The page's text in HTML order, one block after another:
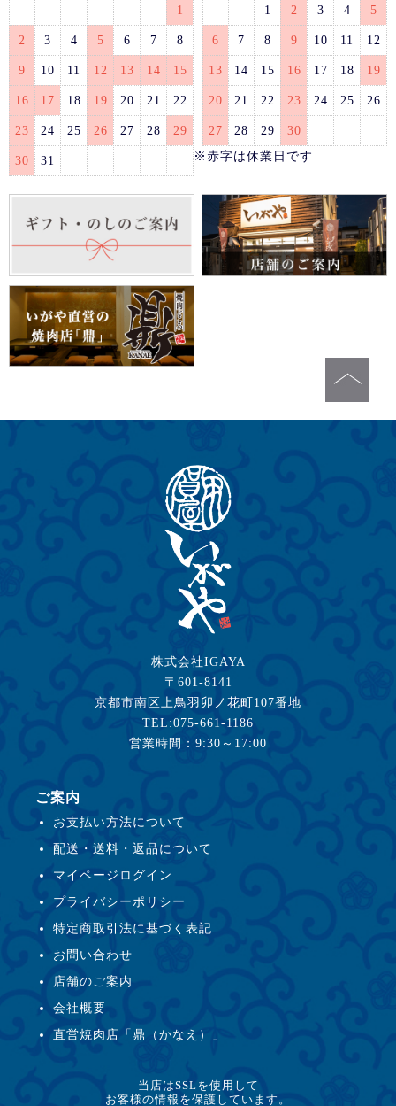
1
2 3 4 5 6 7 8
9 10 11 12 13 14 15
16 17 18 19 20 21 22
23 24 25 26 27 28 29
30 31
1 2 3 4 5
6 7 8 9 10 11 12
13 14 15 16 17 18 19
20 21 22 23 24 25 26
27 28 29
30
※赤字は休業日です
株式会社IGAYA
〒601-8141
京都市南区上鳥羽卯ノ花町107番地
TEL:075-661-1186
営業時間：9:30～17:00
ご案内
お支払い方法について
配送・送料・返品について
マイページログイン
プライバシーポリシー
特定商取引法に基づく表記
お問い合わせ
店舗のご案内
会社概要
直営焼肉店「鼎（かなえ）」
当店はSSLを使用して
お客様の情報を保護しています。